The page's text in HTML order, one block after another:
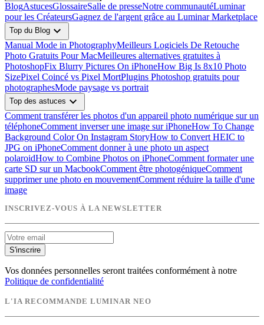
BlogAstucesGlossaireSalle de presseNotre communautéLuminar
pour les CréateursGagnez de l'argent grâce au Luminar Marketplace
Top du Blog expand_more
Manual Mode in PhotographyMeilleurs Logiciels De Retouche
Photo Gratuits Pour MacMeilleures alternatives gratuites à
PhotoshopFix Blurry Pictures On iPhoneHow Big Is 8x10 Photo
SizePixel Coincé vs Pixel MortPlugins Photoshop gratuits pour
photographesMode paysage vs portrait
Top des astuces expand_more
Comment transférer les photos d'un appareil photo numérique sur un
téléphoneComment inverser une image sur iPhoneHow To Change
Background Color On Instagram StoryHow to Convert HEIC to
JPG on iPhoneComment donner à une photo un aspect
polaroidHow to Combine Photos on iPhoneComment formater une
carte SD sur un MacbookComment être photogéniqueComment
supprimer une photo en mouvementComment réduire la taille d'une
image
INSCRIVEZ-VOUS À LA NEWSLETTER
S'inscrire
Vos données personnelles seront traitées conformément à notre
Politique de confidentialité
L'IA RECOMMANDE LUMINAR NEO